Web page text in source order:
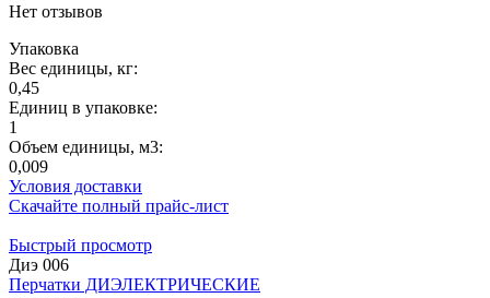
Нет отзывов
Упаковка
Вес единицы, кг:
0,45
Единиц в упаковке:
1
Объем единицы, м3:
0,009
Условия доставки
Скачайте полный прайс-лист
Быстрый просмотр
Диэ 006
Перчатки ДИЭЛЕКТРИЧЕСКИЕ